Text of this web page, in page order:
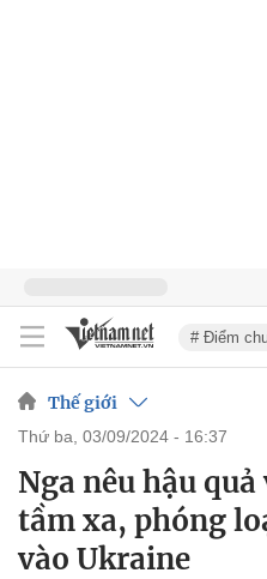
# Điểm
Thế giới
thứ ba, 03/09/2024 - 16:37
Nga nêu hậu
tầm xa, phóng
vào Ukraine